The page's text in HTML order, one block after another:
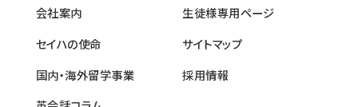
会社案内
セイハの使命
国内・海外留学事業
生徒様専用ページ
サイトマップ
採用情報